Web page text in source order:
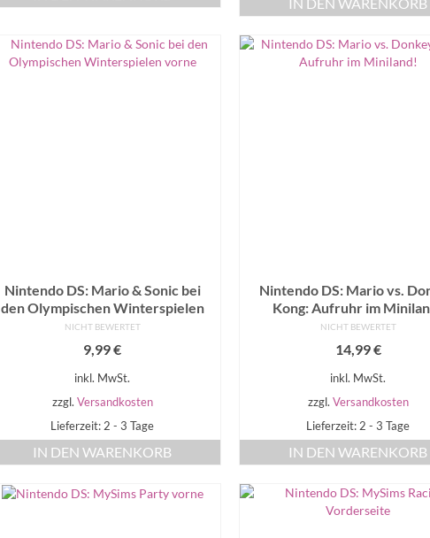
IN DEN WARENKORB
Nintendo DS: Mario & Sonic bei
den Olympischen Winterspielen
NICHT BEWERTET
9,99€
inkl. MwSt.
zzgl. Versandkosten
Lieferzeit: 2 - 3 Tage
IN DEN WARENKORB
Nintendo DS: Mario vs.
Kong: Aufruhr im
NICHT BEWERTET
14,99€
inkl. MwSt.
zzgl. Versandkosten
Lieferzeit: 2 - 3 Tage
IN DEN WARENKORB